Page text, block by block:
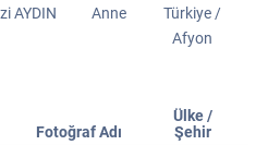
AYDIN
Anne
Türkiye /
Afyon
Fotoğraf Adı
Ülke /
Şehir